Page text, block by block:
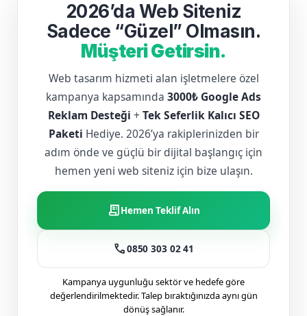
2026’da Web Siteniz
Sadece “Güzel” Olmasın.
Müşteri Getirsin.
Web tasarım hizmeti alan işletmelere özel
kampanya kapsamında 3000₺ Google Ads
Reklam Desteği + Tek Seferlik Kalıcı SEO
Paketi Hediye. 2026’ya rakiplerinizden bir
adım önde ve güçlü bir dijital başlangıç için
hemen yeni web siteniz için bize ulaşın.
receipt_longHemen Teklif Alın
call0850 303 02 41
Kampanya uygunluğu sektör ve hedefe göre
değerlendirilmektedir. Talep bıraktığınızda aynı gün
dönüş sağlanır.